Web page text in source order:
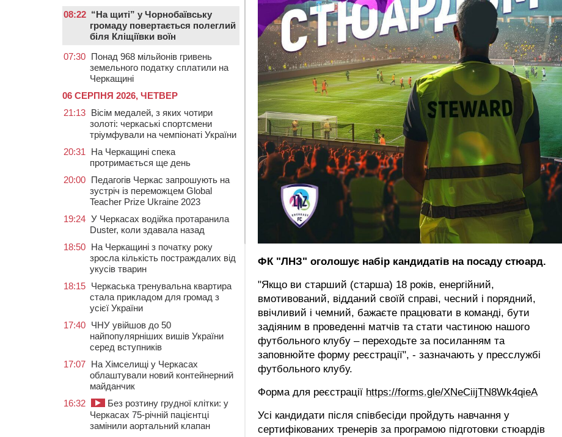
ФК "ЛНЗ" оголошує набір кандидатів на посаду стюард.
"Якщо ви старший (старша) 18 років, енергійний,
вмотивований, відданий своїй справі, чесний і порядний,
ввічливий і чемний, бажаєте працювати в команді, бути
задіяним в проведенні матчів та стати частиною нашого
футбольного клубу – переходьте за посиланням та
заповнюйте форму реєстрації", - зазначають у пресслужбі
футбольного клубу.
Форма для реєстрації https://forms.gle/XNeCiijTN8Wk4qieA
Усі кандидати після співбесіди пройдуть навчання у
сертифікованих тренерів за програмою підготовки стюардів
08:22 “На щиті” у Чорнобаївську
громаду повертається полеглий
біля Кліщіївки воїн
07:30 Понад 968 мільйонів гривень
земельного податку сплатили на
Черкащині
06 СЕРПНЯ 2026, ЧЕТВЕР
21:13 Вісім медалей, з яких чотири
золоті: черкаські спортсмени
тріумфували на чемпіонаті України
20:31
На Черкащині спека
протримається ще день
20:00 Педагогів Черкас запрошують на
зустріч із переможцем Global
Teacher Prize Ukraine 2023
19:24 У Черкасах водійка протаранила
Duster, коли здавала назад
18:50 На Черкащині з початку року
зросла кількість постраждалих від
укусів тварин
18:15 Черкаська тренувальна квартира
стала прикладом для громад з
усієї України
17:40 ЧНУ увійшов до 50
найпопулярніших вишів України
серед вступників
17:07 На Хімселищі у Черкасах
облаштували новий контейнерний
майданчик
16:32
Без розтину грудної клітки: у
Черкасах 75-річній пацієнтці
замінили аортальний клапан